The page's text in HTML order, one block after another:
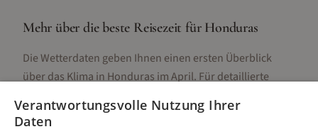
Mehr über die beste Reisezeit für Honduras
Die Wetterdaten geben Ihnen einen ersten Überblick
über das Klima in Honduras imApril. Für detaillierte
Unterschieden, Aktivitäten und Reisetipps besuchen Sie
Verantwortungsvolle Nutzung Ihrer
Daten